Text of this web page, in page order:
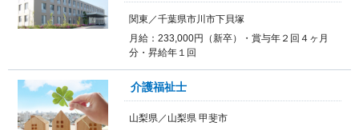
関東／千葉県市川市下貝塚
月給：233,000円（新卒）・賞与年２回４ヶ月
分・昇給年１回
介護福祉士
山梨県／山梨県 甲斐市